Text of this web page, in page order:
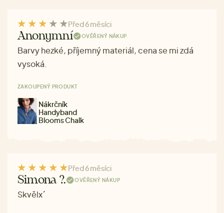
Před 6 měsíci
Anonymní OVĚŘENÝ NÁKUP
Barvy hezké, příjemný materiál, cena se mi zdá
vysoká.
ZAKOUPENÝ PRODUKT
Nákrčník
Handyband
Blooms Chalk
Před 6 měsíci
Simona ?. OVĚŘENÝ NÁKUP
Skvělx´